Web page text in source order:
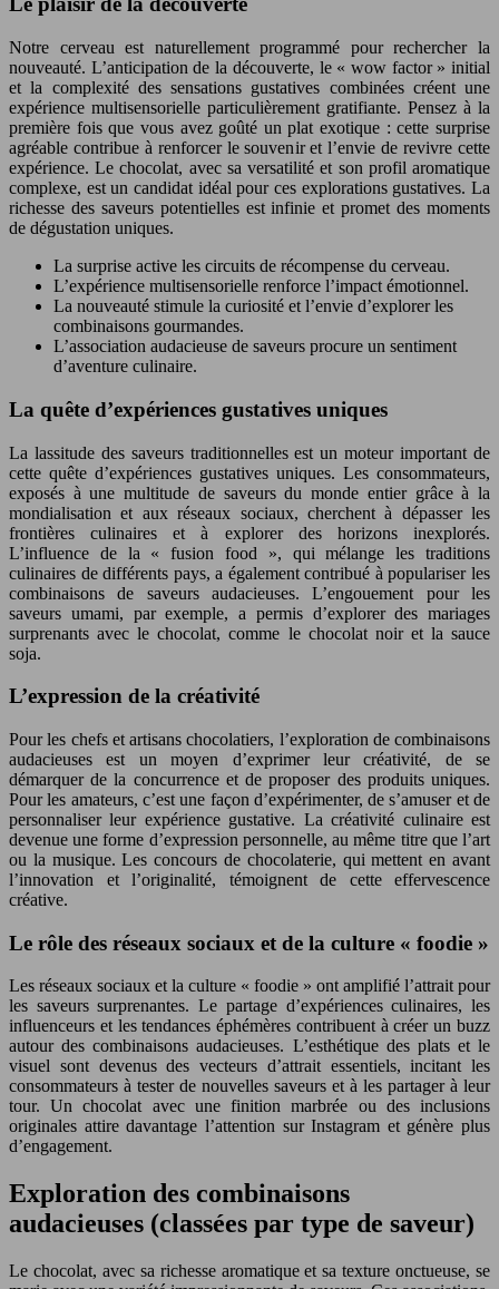
Notre cerveau est naturellement programmé pour rechercher la
nouveauté. L’anticipation de la découverte, le « wow factor » initial
et la complexité des sensations gustatives combinées créent une
expérience multisensorielle particulièrement gratifiante. Pensez à la
première fois que vous avez goûté un plat exotique : cette surprise
agréable contribue à renforcer le souvenir et l’envie de revivre cette
expérience. Le chocolat, avec sa versatilité et son profil aromatique
complexe, est un candidat idéal pour ces explorations gustatives. La
richesse des saveurs potentielles est infinie et promet des moments
de dégustation uniques.
La surprise active les circuits de récompense du cerveau.
L’expérience multisensorielle renforce l’impact émotionnel.
La nouveauté stimule la curiosité et l’envie d’explorer les
combinaisons gourmandes.
L’association audacieuse de saveurs procure un sentiment
d’aventure culinaire.
La quête d’expériences gustatives uniques
La lassitude des saveurs traditionnelles est un moteur important de
cette quête d’expériences gustatives uniques. Les consommateurs,
exposés à une multitude de saveurs du monde entier grâce à la
mondialisation et aux réseaux sociaux, cherchent à dépasser les
frontières culinaires et à explorer des horizons inexplorés.
L’influence de la « fusion food », qui mélange les traditions
culinaires de différents pays, a également contribué à populariser les
combinaisons de saveurs audacieuses. L’engouement pour les
saveurs umami, par exemple, a permis d’explorer des mariages
surprenants avec le chocolat, comme le chocolat noir et la sauce
soja.
L’expression de la créativité
Pour les chefs et artisans chocolatiers, l’exploration de combinaisons
audacieuses est un moyen d’exprimer leur créativité, de se
démarquer de la concurrence et de proposer des produits uniques.
Pour les amateurs, c’est une façon d’expérimenter, de s’amuser et de
personnaliser leur expérience gustative. La créativité culinaire est
devenue une forme d’expression personnelle, au même titre que l’art
ou la musique. Les concours de chocolaterie, qui mettent en avant
l’innovation et l’originalité, témoignent de cette effervescence
créative.
Le rôle des réseaux sociaux et de la culture « foodie »
Les réseaux sociaux et la culture « foodie » ont amplifié l’attrait pour
les saveurs surprenantes. Le partage d’expériences culinaires, les
influenceurs et les tendances éphémères contribuent à créer un buzz
autour des combinaisons audacieuses. L’esthétique des plats et le
visuel sont devenus des vecteurs d’attrait essentiels, incitant les
consommateurs à tester de nouvelles saveurs et à les partager à leur
tour. Un chocolat avec une finition marbrée ou des inclusions
originales attire davantage l’attention sur Instagram et génère plus
d’engagement.
Exploration des combinaisons
audacieuses (classées par type de saveur)
Le chocolat, avec sa richesse aromatique et sa texture onctueuse, se